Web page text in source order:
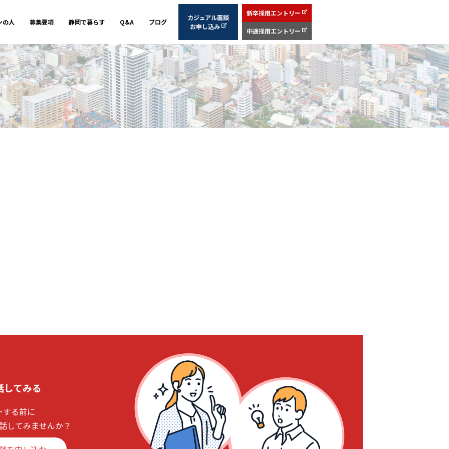
の人 募集要項 静岡で暮らす Q&A ブログ
カジュアル面談
お申し込み
新卒採用エントリー
中途採用エントリー
てみる
る前に
してみませんか？